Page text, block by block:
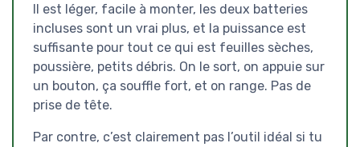
Il est léger, facile à monter, les deux batteries
incluses sont un vrai plus, et la puissance est
suffisante pour tout ce qui est feuilles sèches,
poussière, petits débris. On le sort, on appuie sur
un bouton, ça souffle fort, et on range. Pas de
prise de tête.
Par contre, c’est clairement pas l’outil idéal si tu